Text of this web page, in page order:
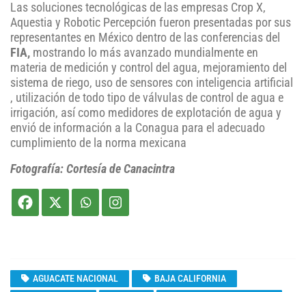
Las soluciones tecnológicas de las empresas Crop X,
Aquestia y Robotic Percepción fueron presentadas por sus
representantes en México dentro de las conferencias del
FIA, mostrando lo más avanzado mundialmente en
materia de medición y control del agua, mejoramiento del
sistema de riego, uso de sensores con inteligencia artificial
, utilización de todo tipo de válvulas de control de agua e
irrigación, así como medidores de explotación de agua y
envió de información a la Conagua para el adecuado
cumplimiento de la norma mexicana
Fotografía: Cortesía de Canacintra
AGUACATE NACIONAL
BAJA CALIFORNIA